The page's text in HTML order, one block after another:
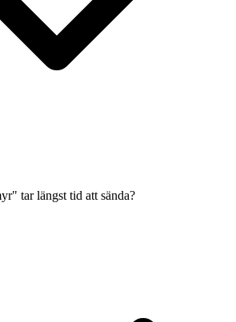
tar längst tid att sända?